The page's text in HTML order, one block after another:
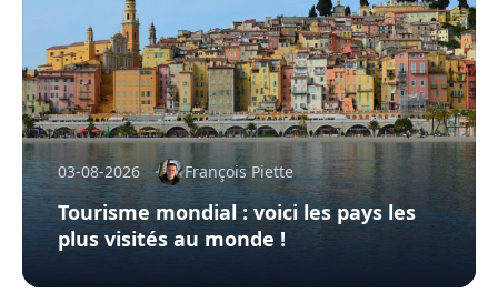
03-08-2026 François Piette
Tourisme mondial : voici les pays les
plus visités au monde !